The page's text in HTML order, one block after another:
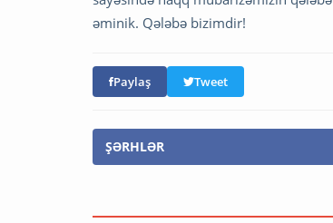
əminik. Qələbə bizimdir!
Paylaş Tweet
ŞƏRHLƏR